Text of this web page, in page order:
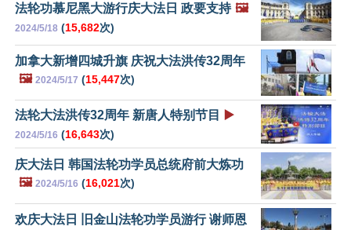
法轮功慕尼黑大游行庆大法日 政要支持 🖼️
2024/5/18 (15,682次)
加拿大新增四城升旗 庆祝大法洪传32周年
🖼️ 2024/5/17 (15,447次)
法轮大法洪传32周年 新唐人特别节目 ▶️
2024/5/16 (16,643次)
庆大法日 韩国法轮功学员总统府前大炼功
🖼️ 2024/5/16 (16,021次)
欢庆大法日 旧金山法轮功学员游行 谢师恩